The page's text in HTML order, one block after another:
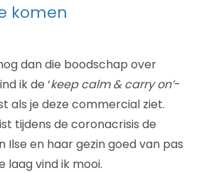
komen
dan die boodschap over
ik de ‘keep calm & carry on’-
als je deze commercial ziet.
tijdens de coronacrisis de
Ilse en haar gezin goed van pas
laag vind ik mooi.